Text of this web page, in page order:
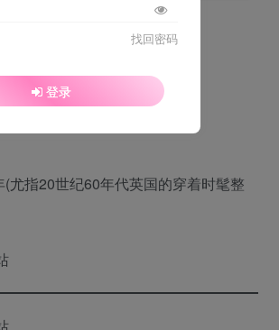
尤指20世纪60年代英国的穿着时髦整
找回密码
登录